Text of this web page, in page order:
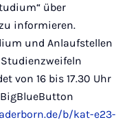
über
informieren.
und Anlaufstellen
von 16 bis 17.30 Uhr
b/kat-e23-